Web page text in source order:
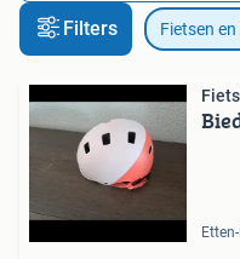
Filters Fietsen